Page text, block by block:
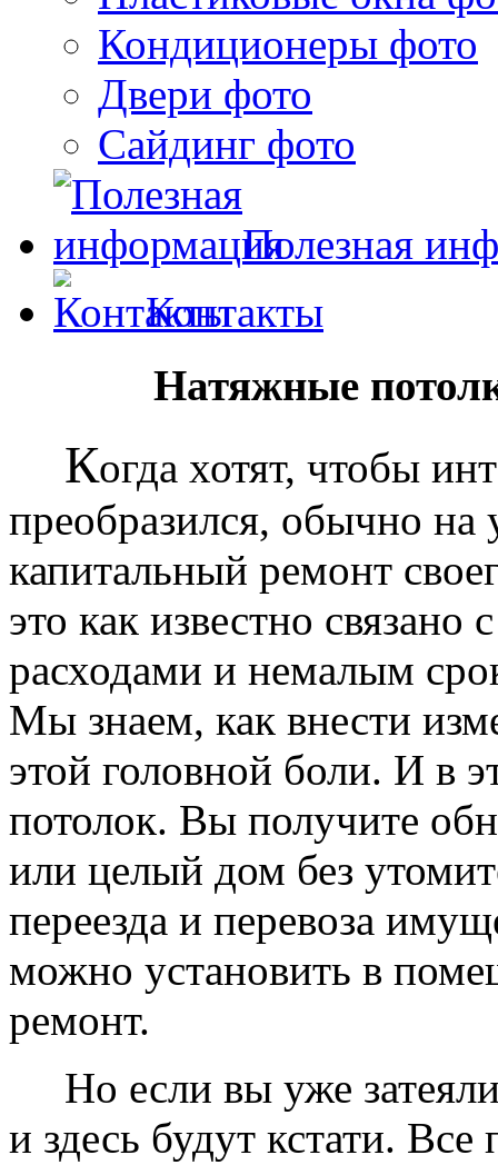
Кондиционеры фото
Двери фото
Сайдинг фото
Полезная
Контакты
Натяжные
Когда хотят, чтобы
преобразился, обычно на
капитальный ремонт
это как известно
расходами и немалым
Мы знаем, как внести
этой головной боли. И в
потолок. Вы получите
или целый дом без
переезда и перевоза
можно установить в
ремонт.
Но если вы уже
и здесь будут кстати.